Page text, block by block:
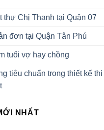
thự Chị Thanh tại Quận 07
đơn tại Quận Tân Phú
tuổi vợ hay chồng
tiêu chuẩn trong thiết kế
NHẤT